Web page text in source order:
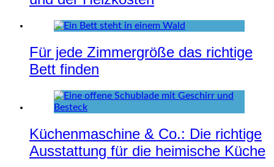
Für jede Zimmergröße das richtige
Bett finden
Küchenmaschine & Co.: Die richtige
Ausstattung für die heimische Küche